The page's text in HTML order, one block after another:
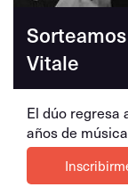
Vitale
El dúo regresa
años de música